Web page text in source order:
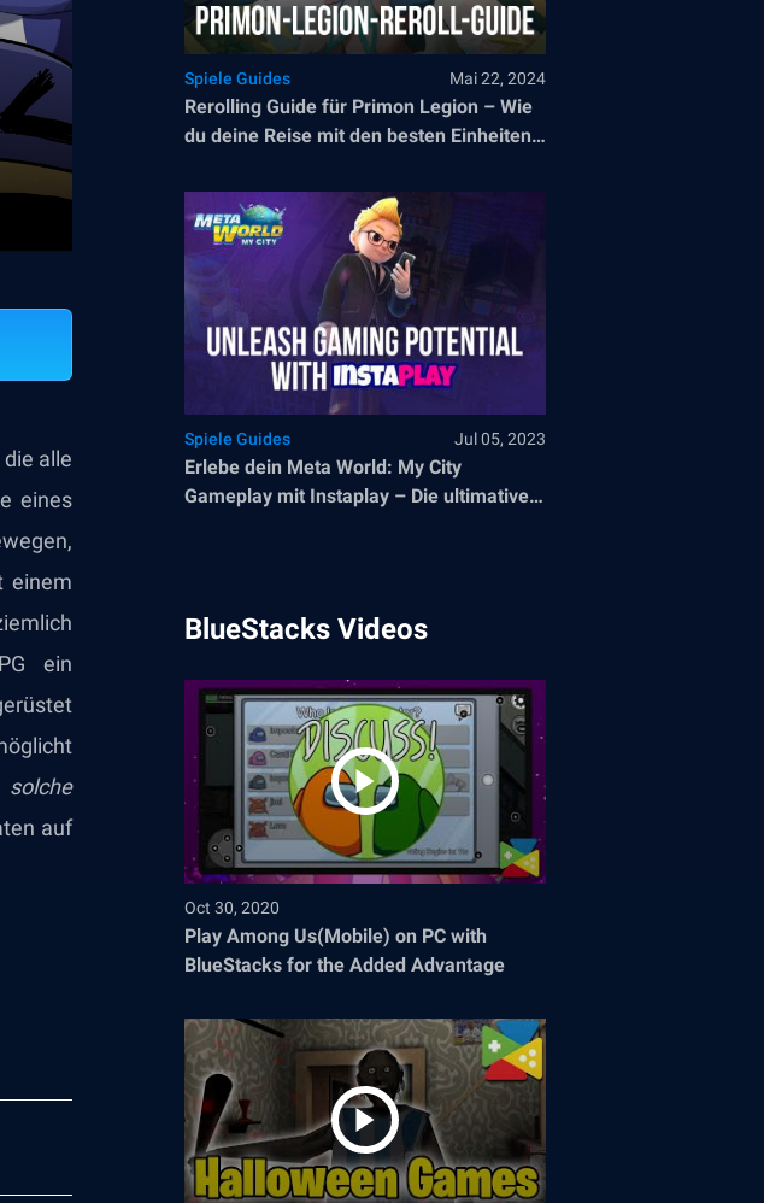
alle
eines
einem
ein
solche
auf
Spiele Guides Mai 22, 2024
Rerolling Guide für Primon Legion – Wie
du deine Reise mit den besten Einheiten
Spiele Guides Jul 05, 2023
Erlebe dein Meta World: My City
Gameplay mit Instaplay – Die ultimative
BlueStacks Videos
Oct 30, 2020
Play Among Us(Mobile) on PC with
BlueStacks for the Added Advantage